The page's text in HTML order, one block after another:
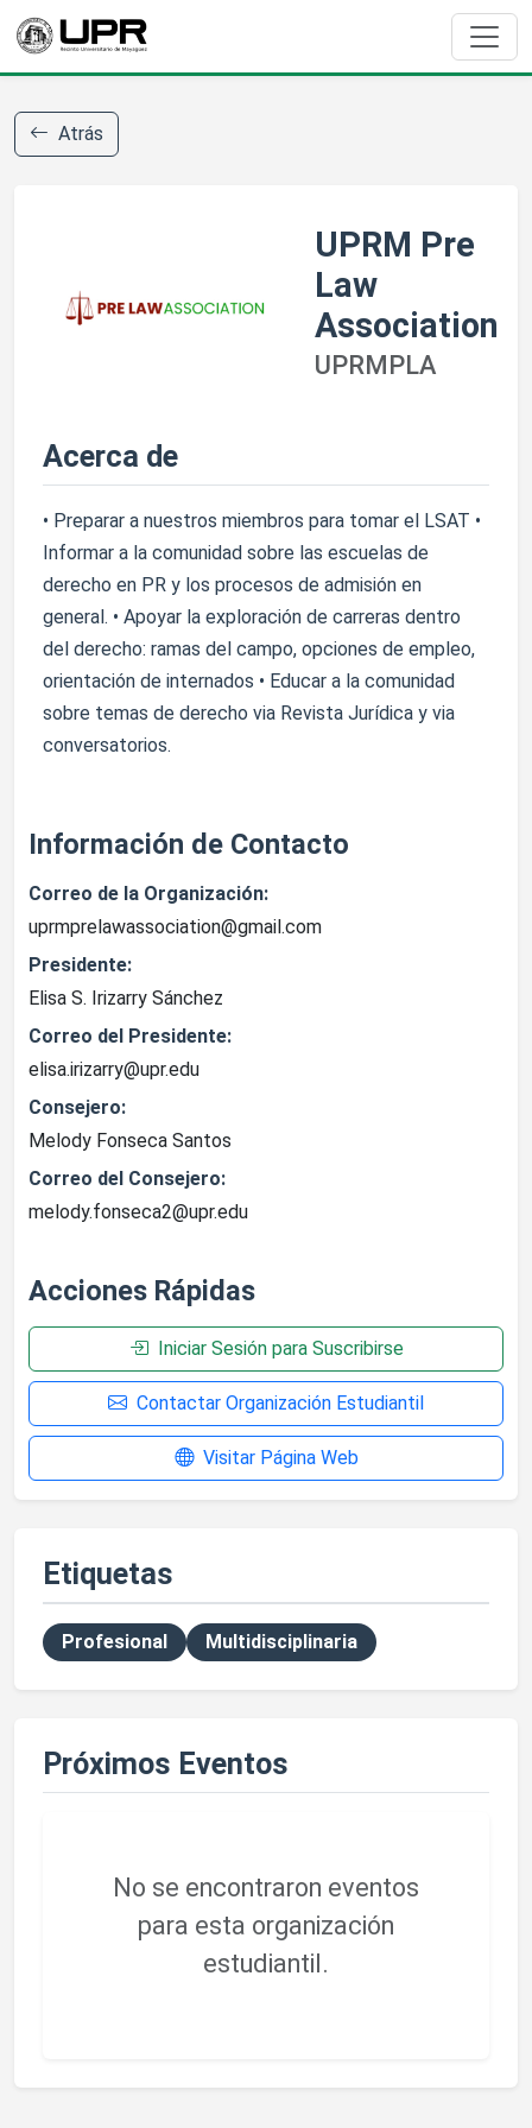
Atrás
UPRM Pre
Law
Association
UPRMPLA
Acerca de
• Preparar a nuestros miembros para tomar el LSAT •
Informar a la comunidad sobre las escuelas de
derecho en PR y los procesos de admisión en
general. • Apoyar la exploración de carreras dentro
del derecho: ramas del campo, opciones de empleo,
orientación de internados • Educar a la comunidad
sobre temas de derecho via Revista Jurídica y via
conversatorios.
Información de Contacto
Correo de la Organización:
uprmprelawassociation@gmail.com
Presidente:
Elisa S. Irizarry Sánchez
Correo del Presidente:
elisa.irizarry@upr.edu
Consejero:
Melody Fonseca Santos
Correo del Consejero:
melody.fonseca2@upr.edu
Acciones Rápidas
Iniciar Sesión para Suscribirse
Contactar Organización Estudiantil
Visitar Página Web
Etiquetas
Profesional Multidisciplinaria
Próximos Eventos
No se encontraron eventos
para esta organización
estudiantil.